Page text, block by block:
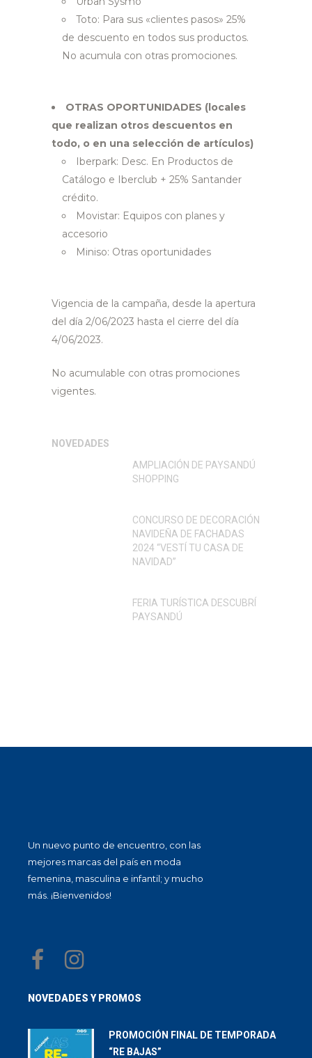
Toto: Para sus «clientes pasos» 25%
de descuento en todos sus productos.
No acumula con otras promociones.
OTRAS OPORTUNIDADES (locales
que realizan otros descuentos en
todo, o en una selección de artículos)
Iberpark: Desc. En Productos de
Catálogo e Iberclub + 25% Santander
crédito.
Movistar: Equipos con planes y
accesorio
Miniso: Otras oportunidades
Vigencia de la campaña, desde la apertura
del día 2/06/2023 hasta el cierre del día
4/06/2023.
No acumulable con otras promociones
vigentes.
NOVEDADES
AMPLIACIÓN DE PAYSANDÚ
SHOPPING
CONCURSO DE DECORACIÓN
NAVIDEÑA DE FACHADAS
2024 “VESTÍ TU CASA DE
NAVIDAD”
FERIA TURÍSTICA DESCUBRÍ
PAYSANDÚ
Un nuevo punto de encuentro, con las
mejores marcas del país en moda
femenina, masculina e infantil; y mucho
más. ¡Bienvenidos!
NOVEDADES Y PROMOS
PROMOCIÓN FINAL DE TEMPORADA
“RE BAJAS”